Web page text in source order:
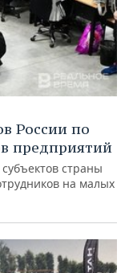
России по
предприятий
страны
на малых